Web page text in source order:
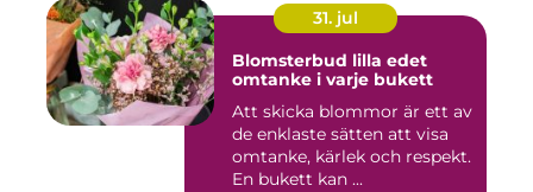
31. jul
Blomsterbud lilla edet
omtanke i varje bukett
Att skicka blommor är ett av
de enklaste sätten att visa
omtanke, kärlek och respekt.
En bukett kan ...